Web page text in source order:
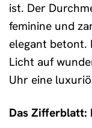
ist. Der
feminine und
elegant betont.
Licht auf
Uhr eine
Das Zifferblatt: